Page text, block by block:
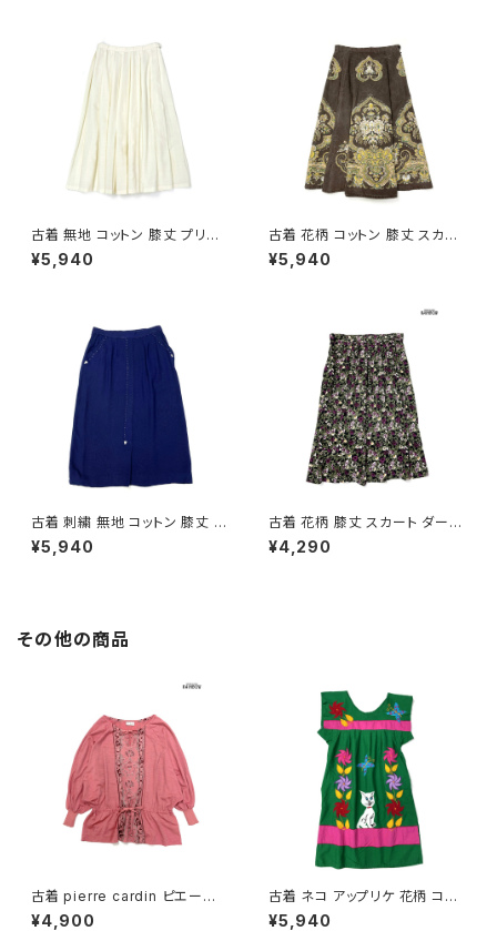
古着 無地 コットン 膝丈 プリー
ツ スカート ベージュ 生成り (b
a2607005)
¥5,940
古着 花柄 コットン 膝丈 スカー
ト ダークブラウン (ba260701
3)
¥5,940
古着 刺繍 無地 コットン 膝丈 ス
カート 紺 (ba2607004)
¥5,940
古着 花柄 膝丈 スカート ダーク
グリーン (btu2604018)
¥4,290
その他の商品
古着 pierre cardin ピエール・
カルダン リボン 総柄 カットソー
¥4,900
古着 ネコ アップリケ 花柄 コッ
トン ミニ丈 半袖 ワンピース 緑
¥5,940